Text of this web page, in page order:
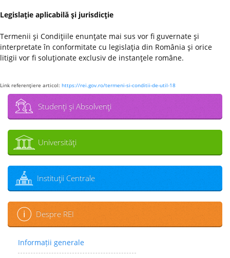
Legislaţie aplicabilă şi jurisdicţie
Termenii şi Condiţiile enunţate mai sus vor fi guvernate şi
interpretate în conformitate cu legislaţia din România şi orice
litigii vor fi soluţionate exclusiv de instanţele române.
Link referenţiere articol: https://rei.gov.ro/termeni-si-conditii-de-util-18
Studenţi şi Absolvenţi
Universităţi
Instituţii Centrale
Despre REI
Informații generale